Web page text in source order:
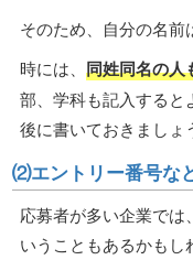
そのため、自分の名前
時には、 同姓同名の人
部、学科も記入すると
後に書いておきましょ
⑵エントリー番号な
応募者が多い企業では
いうこともあるかも